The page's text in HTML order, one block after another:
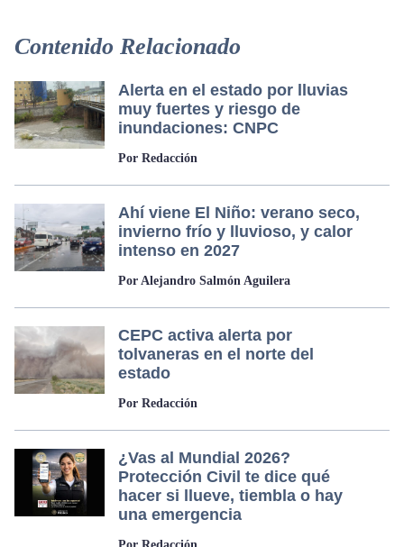
Contenido Relacionado
Alerta en el estado por lluvias
muy fuertes y riesgo de
inundaciones: CNPC
Por Redacción
Ahí viene El Niño: verano seco,
invierno frío y lluvioso, y calor
intenso en 2027
Por Alejandro Salmón Aguilera
CEPC activa alerta por
tolvaneras en el norte del
estado
Por Redacción
¿Vas al Mundial 2026?
Protección Civil te dice qué
hacer si llueve, tiembla o hay
una emergencia